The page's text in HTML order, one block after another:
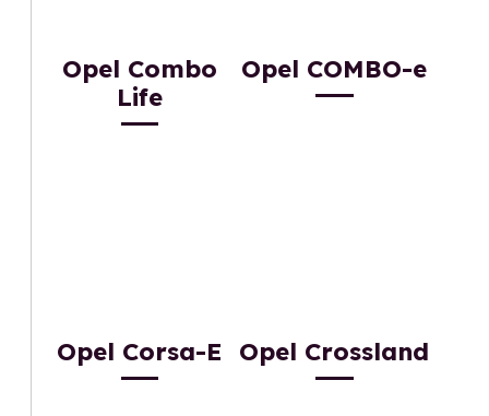
Opel Combo
Life
Opel COMBO-e
Opel Corsa-E Opel Crossland